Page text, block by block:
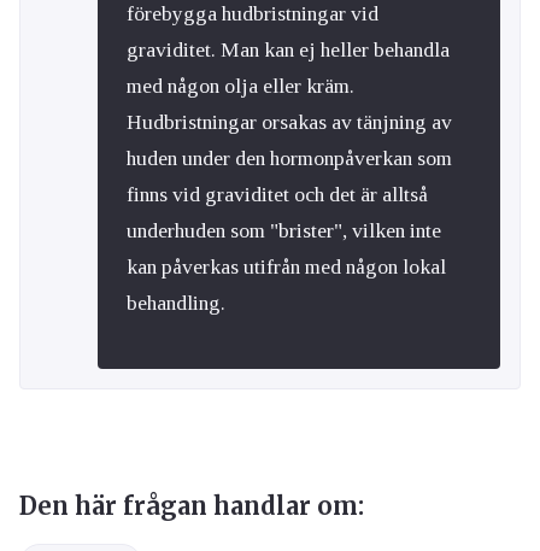
förebygga hudbristningar vid
graviditet. Man kan ej heller behandla
med någon olja eller kräm.
Hudbristningar orsakas av tänjning av
huden under den hormonpåverkan som
finns vid graviditet och det är alltså
underhuden som "brister", vilken inte
kan påverkas utifrån med någon lokal
behandling.
Den här frågan handlar om: